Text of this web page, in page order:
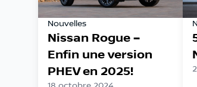
Nouvelles
Nissan Rogue –
Enfin une version
PHEV en 2025!